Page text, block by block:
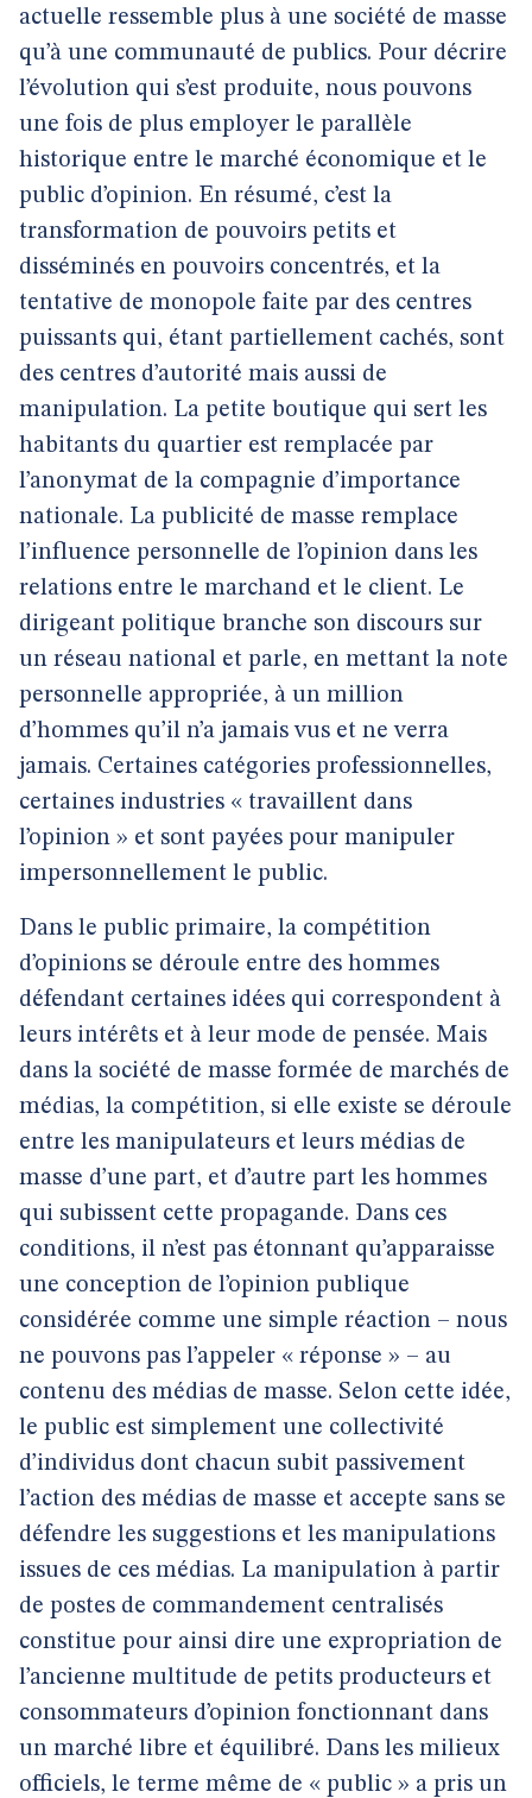
actuelle ressemble plus à une société de masse
qu’à une communauté de publics. Pour décrire
l’évolution qui s’est produite, nous pouvons
une fois de plus employer le parallèle
historique entre le marché économique et le
public d’opinion. En résumé, c’est la
transformation de pouvoirs petits et
disséminés en pouvoirs concentrés, et la
tentative de monopole faite par des centres
puissants qui, étant partiellement cachés, sont
des centres d’autorité mais aussi de
manipulation. La petite boutique qui sert les
habitants du quartier est remplacée par
l’anonymat de la compagnie d’importance
nationale. La publicité de masse remplace
l’influence personnelle de l’opinion dans les
relations entre le marchand et le client. Le
dirigeant politique branche son discours sur
un réseau national et parle, en mettant la note
personnelle appropriée, à un million
d’hommes qu’il n’a jamais vus et ne verra
jamais. Certaines catégories professionnelles,
certaines industries « travaillent dans
l’opinion » et sont payées pour manipuler
impersonnellement le public.
Dans le public primaire, la compétition
d’opinions se déroule entre des hommes
défendant certaines idées qui correspondent à
leurs intérêts et à leur mode de pensée. Mais
dans la société de masse formée de marchés de
médias, la compétition, si elle existe se déroule
entre les manipulateurs et leurs médias de
masse d’une part, et d’autre part les hommes
qui subissent cette propagande. Dans ces
conditions, il n’est pas étonnant qu’apparaisse
une conception de l’opinion publique
considérée comme une simple réaction – nous
ne pouvons pas l’appeler « réponse » – au
contenu des médias de masse. Selon cette idée,
le public est simplement une collectivité
d’individus dont chacun subit passivement
l’action des médias de masse et accepte sans se
défendre les suggestions et les manipulations
issues de ces médias. La manipulation à partir
de postes de commandement centralisés
constitue pour ainsi dire une expropriation de
l’ancienne multitude de petits producteurs et
consommateurs d’opinion fonctionnant dans
un marché libre et équilibré. Dans les milieux
officiels, le terme même de « public » a pris un